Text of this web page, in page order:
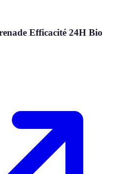
Efficacité 24H Bio